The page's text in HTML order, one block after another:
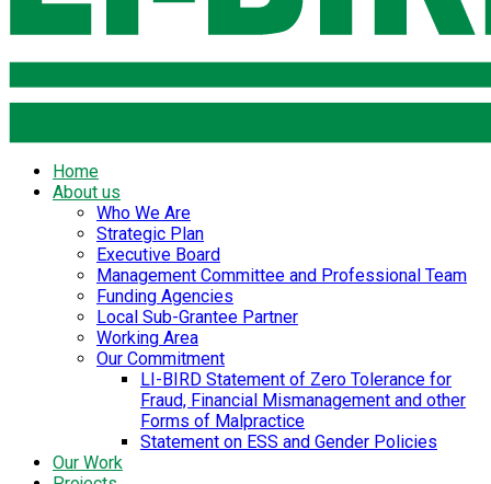
Home
About us
Who We Are
Strategic Plan
Executive Board
Management Committee and Professional Team
Funding Agencies
Local Sub-Grantee Partner
Working Area
Our Commitment
LI-BIRD Statement of Zero Tolerance for
Fraud, Financial Mismanagement and other
Forms of Malpractice
Statement on ESS and Gender Policies
Our Work